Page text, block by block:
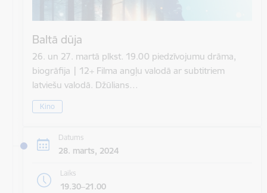
Baltā dūja
26. un 27. martā plkst. 19.00 piedzīvojumu drāma,
biogrāfija | 12+ Filma angļu valodā ar subtitriem
latviešu valodā. Džūlians…
Kino
Datums
28. marts, 2024
Laiks
19.30–21.00